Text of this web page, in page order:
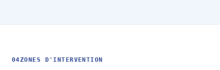
04ZONES D'INTERVENTION